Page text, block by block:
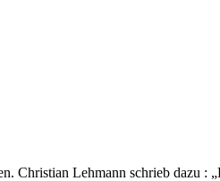
Christian Lehmann schrieb dazu :